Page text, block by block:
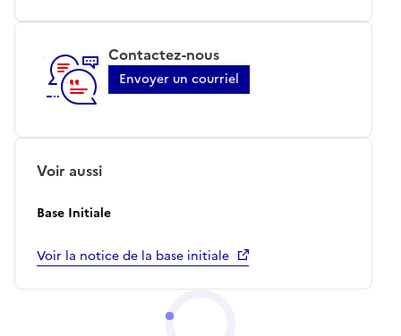
Contactez-nous
Envoyer un courriel
Voir aussi
Base Initiale
Voir la notice de la base initiale